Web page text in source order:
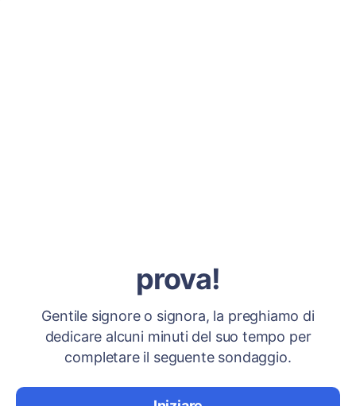
prova!
Gentile signore o signora, la preghiamo di
dedicare alcuni minuti del suo tempo per
completare il seguente sondaggio.